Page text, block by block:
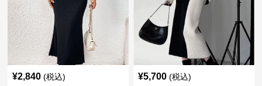
¥2,840 (税込) ¥5,700 (税込)